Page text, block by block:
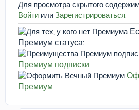
Для просмотра скрытого
Войти или Зарегистрироваться.
Премиум статуса:
Премиум подписки
Премиум